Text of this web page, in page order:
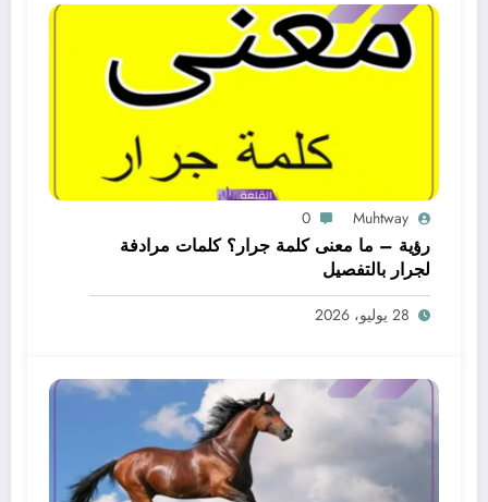
Muhtway
0
رؤية – ما معنى كلمة جرار؟ كلمات مرادفة
لجرار بالتفصيل
28 يوليو، 2026